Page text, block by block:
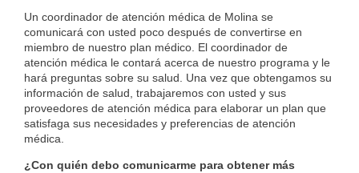
Un coordinador de atención médica de Molina se
comunicará con usted poco después de convertirse en
miembro de nuestro plan médico. El coordinador de
atención médica le contará acerca de nuestro programa y le
hará preguntas sobre su salud. Una vez que obtengamos su
información de salud, trabajaremos con usted y sus
proveedores de atención médica para elaborar un plan que
satisfaga sus necesidades y preferencias de atención
médica.
¿Con quién debo comunicarme para obtener más